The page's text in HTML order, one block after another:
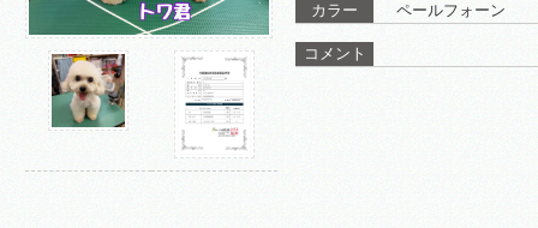
カラー ペールフォーン
コメント